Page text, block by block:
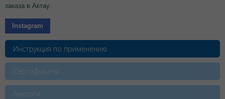
заказа в Актау.
Instagram
Инструкция по применению
Сертификаты
Аналоги